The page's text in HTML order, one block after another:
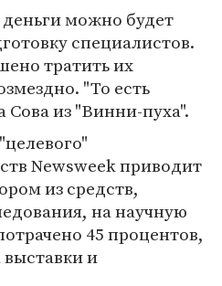
можно будет
специалистов.
тратить их
"То есть
Сова из "Винни-пуха".
Newsweek приводит
из средств,
на научную
45 процентов,
и